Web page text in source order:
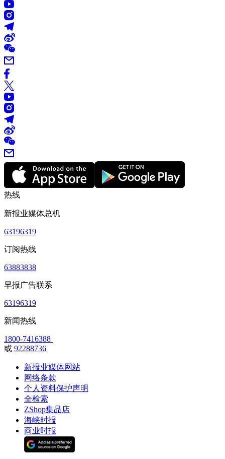
热线
新报业媒体总机
63196319
订阅热线
63883838
早报广告联系
63196319
新闻热线
1800-7416388
或 92288736
新报业媒体网站
网络条款
个人资料保护声明
全检索
ZShop集品店
海峡时报
商业时报